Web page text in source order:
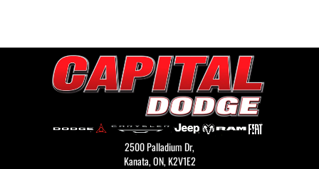
2500 Palladium Dr,
Kanata,ON, K2V1E2